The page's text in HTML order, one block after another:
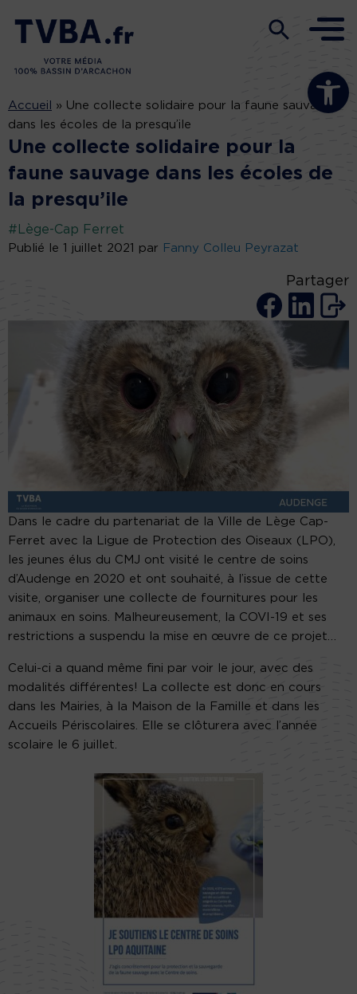
Ouvrir la
Accueil » Une collecte solidaire pour la faune sauvage
dans les écoles de la presqu’ile
Une collecte solidaire pour la
faune sauvage dans les écoles de
la presqu’ile
#Lège-Cap Ferret
Publié le 1 juillet 2021 par Fanny Colleu Peyrazat
Partager
Dans le cadre du partenariat de la Ville de Lège Cap-
Ferret avec la Ligue de Protection des Oiseaux (LPO),
les jeunes élus du CMJ ont visité le centre de soins
d’Audenge en 2020 et ont souhaité, à l’issue de cette
visite, organiser une collecte de fournitures pour les
animaux en soins. Malheureusement, la COVI-19 et ses
restrictions a suspendu la mise en œuvre de ce projet…
Celui-ci a quand même fini par voir le jour, avec des
modalités différentes! La collecte est donc en cours
dans les Mairies, à la Maison de la Famille et dans les
Accueils Périscolaires. Elle se clôturera avec l’année
scolaire le 6 juillet.